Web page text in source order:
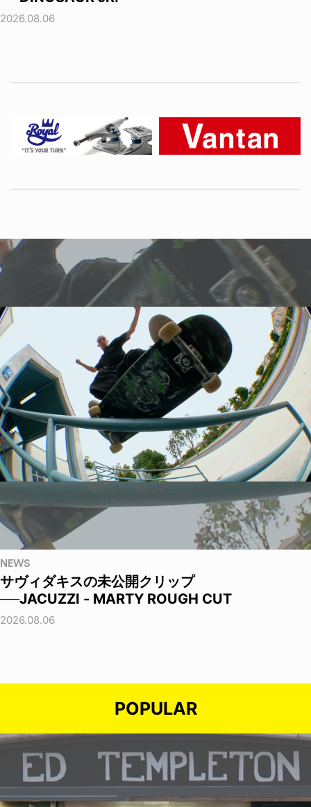
2026.08.06
NEWS
サヴィダキスの未公開クリップ
──JACUZZI - MARTY ROUGH CUT
2026.08.06
POPULAR